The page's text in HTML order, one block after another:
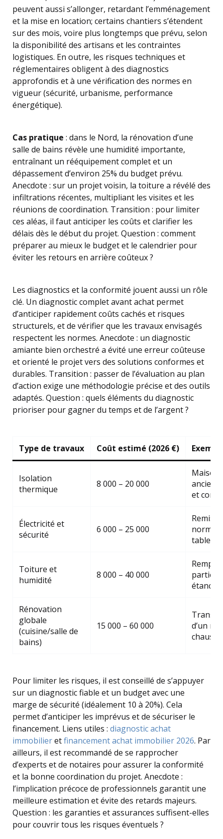
peuvent aussi s’allonger, retardant l’emménagement
et la mise en location; certains chantiers s’étendent
sur des mois, voire plus longtemps que prévu, selon
la disponibilité des artisans et les contraintes
logistiques. En outre, les risques techniques et
réglementaires obligent à des diagnostics
approfondis et à une vérification des normes en
vigueur (sécurité, urbanisme, performance
énergétique).
Cas pratique : dans le Nord, la rénovation d’une
salle de bains révèle une humidité importante,
entraînant un rééquipement complet et un
dépassement d’environ 25% du budget prévu.
Anecdote : sur un projet voisin, la toiture a révélé des
infiltrations récentes, multipliant les visites et les
réunions de coordination. Transition : pour limiter
ces aléas, il faut anticiper les coûts et clarifier les
délais dès le début du projet. Question : comment
préparer au mieux le budget et le calendrier pour
éviter les retours en arrière coûteux ?
Les diagnostics et la conformité jouent aussi un rôle
clé. Un diagnostic complet avant achat permet
d’anticiper rapidement coûts cachés et risques
structurels, et de vérifier que les travaux envisagés
respectent les normes. Anecdote : un diagnostic
amiante bien orchestré a évité une erreur coûteuse
et orienté le projet vers des solutions conformes et
durables. Transition : passer de l’évaluation au plan
d’action exige une méthodologie précise et des outils
adaptés. Question : quels éléments du diagnostic
prioriser pour gagner du temps et de l’argent ?
Type de travaux Coût estimé (2026 €)
Isolation
thermique
8 000 – 20 000
Maison
et
Électricité et
sécurité
6 000 – 25 000
Remise
normes
tableau
Toiture et
humidité
8 000 – 40 000
partiel
Rénovation
globale
(cuisine/salle de
bains)
15 000 – 60 000
d’un
Pour limiter les risques, il est conseillé de s’appuyer
sur un diagnostic fiable et un budget avec une
marge de sécurité (idéalement 10 à 20%). Cela
permet d’anticiper les imprévus et de sécuriser le
financement. Liens utiles : diagnostic achat
immobilieretfinancement achat immobilier 2026. Par
ailleurs, il est recommandé de se rapprocher
d’experts et de notaires pour assurer la conformité
et la bonne coordination du projet. Anecdote :
l’implication précoce de professionnels garantit une
meilleure estimation et évite des retards majeurs.
Question : les garanties et assurances suffisent-elles
pour couvrir tous les risques éventuels ?